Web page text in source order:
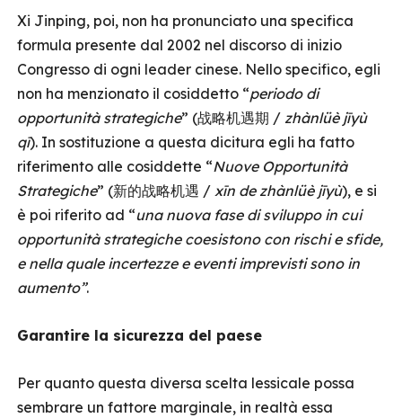
Xi Jinping, poi, non ha pronunciato una specifica
formula presente dal 2002 nel discorso di inizio
Congresso di ogni leader cinese. Nello specifico, egli
non ha menzionato il cosiddetto “periodo di
opportunità strategiche” (战略机遇期 / zhànlüè jīyù
qī). In sostituzione a questa dicitura egli ha fatto
riferimento alle cosiddette “Nuove Opportunità
Strategiche” (新的战略机遇 / xīn de zhànlüè jīyù), e si
è poi riferito ad “una nuova fase di sviluppo in cui
opportunità strategiche coesistono con rischi e sfide,
e nella quale incertezze e eventi imprevisti sono in
aumento”.
Garantire la sicurezza del paese
Per quanto questa diversa scelta lessicale possa
sembrare un fattore marginale, in realtà essa